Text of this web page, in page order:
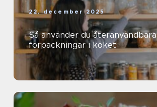
22. december 2025
Så använder du återanvändbara
förpackningar i köket